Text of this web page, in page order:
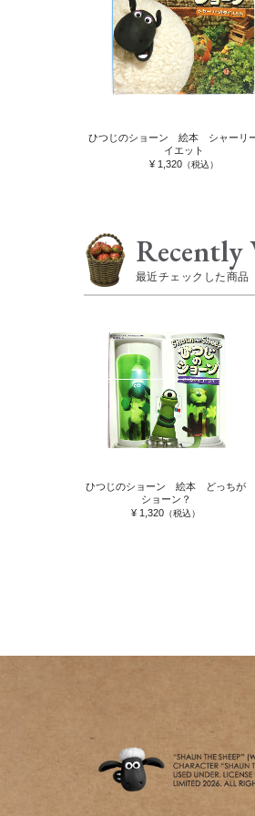
ひつじのショーン 絵本 シャーリ
イエット
¥ 1,320（税込）
Recently
最近チェックした商品
ひつじのショーン 絵本 どっちが
ショーン？
¥ 1,320 （税込）